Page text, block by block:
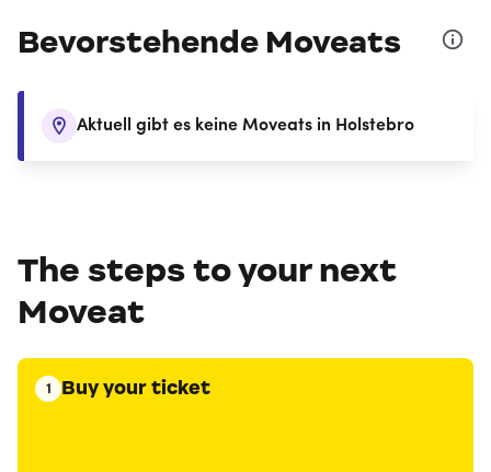
Bevorstehende Moveats
Aktuell gibt es keine Moveats in Holstebro
The steps to your next
Moveat
1 Buy your ticket